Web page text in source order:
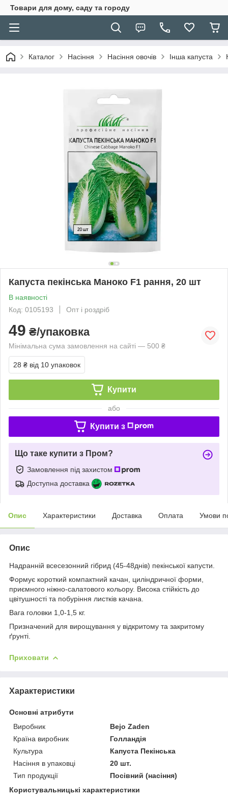
Товари для дому, саду та городу
Каталог Насіння Насіння овочів Інша капуста
Капуста пекінська Маноко F1 рання, 20 шт
В наявності
Код: 0105193
Опт і роздріб
49 ₴/упаковка
Мінімальна сума замовлення на сайті — 500 ₴
28 ₴ від 10 упаковок
Купити
або
Купити з
Що таке купити з Пром?
Замовлення під захистом
Доступна доставка
Опис Характеристики Доставка Оплата Умови
Опис
Надранній всесезонний гібрид (45-48днів) пекінської капусти.
Формує короткий компактний качан, циліндричної форми,
приємного ніжно-салатового кольору. Висока стійкість до
цвітушності та побуріння листків качана.
Вага головки 1,0-1,5 кг.
Призначений для вирощування у відкритому та закритому
ґрунті.
Приховати
Характеристики
Основні атрибути
Виробник
Bejo Zaden
Країна виробник
Голландія
Культура
Капуста Пекінська
Насіння в упаковці
20 шт.
Тип продукції
Посівний (насіння)
Користувальницькі характеристики